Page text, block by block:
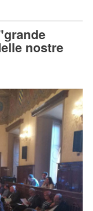
nostre